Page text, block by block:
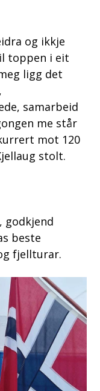
og ikkje
toppen i eit
ligg det
samarbeid
me står
mot 120
stolt.
godkjend
beste
fjellturar.